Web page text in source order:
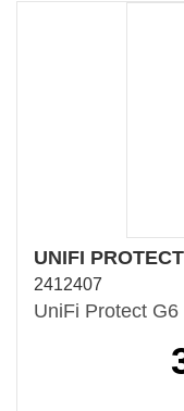
UNIFI
2412407
UniFi Protect